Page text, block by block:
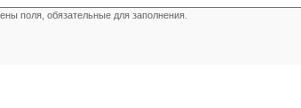
поля, обязательные для заполнения.